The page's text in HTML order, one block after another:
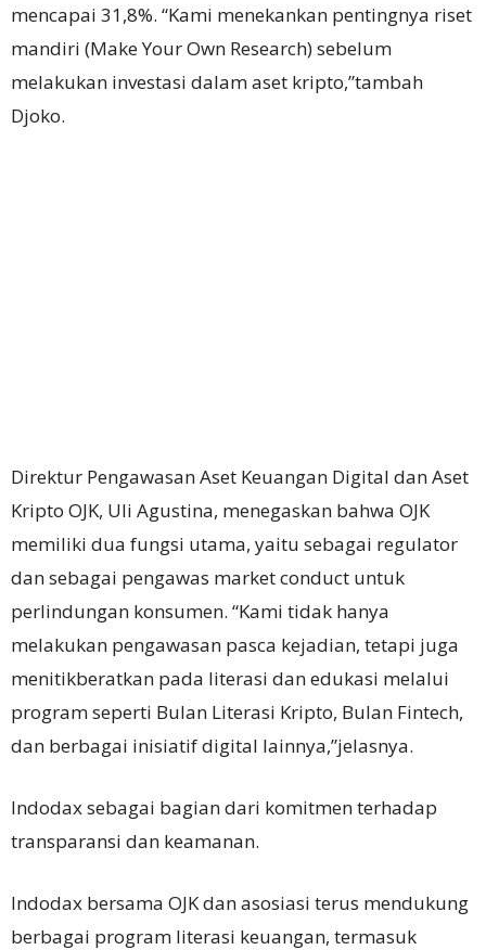
mencapai 31,8%. “Kami menekankan pentingnya riset
mandiri (Make Your Own Research) sebelum
melakukan investasi dalam aset kripto,”tambah
Djoko.
Direktur Pengawasan Aset Keuangan Digital dan Aset
Kripto OJK, Uli Agustina, menegaskan bahwa OJK
memiliki dua fungsi utama, yaitu sebagai regulator
dan sebagai pengawas market conduct untuk
perlindungan konsumen. “Kami tidak hanya
melakukan pengawasan pasca kejadian, tetapi juga
menitikberatkan pada literasi dan edukasi melalui
program seperti Bulan Literasi Kripto, Bulan Fintech,
dan berbagai inisiatif digital lainnya,”jelasnya.
Indodax sebagai bagian dari komitmen terhadap
transparansi dan keamanan.
Indodax bersama OJK dan asosiasi terus mendukung
berbagai program literasi keuangan, termasuk